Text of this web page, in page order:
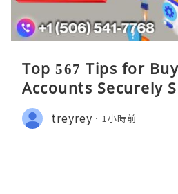
Top 567 Tips for
Accounts Securely
treyrey 1小時前